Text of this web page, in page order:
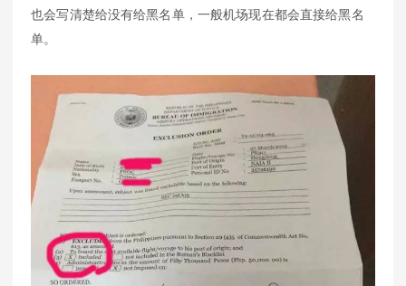
也会写清楚给没有给黑名单，一般机场现在都会直接给黑名
单。